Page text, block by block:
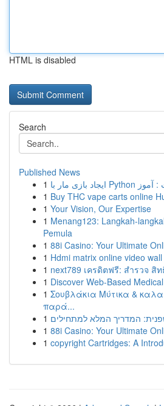
HTML is disabled
Search
Published News
1
1 Buy THC vape carts online
1 Your Vision, Our Expertise
1 Menang123: Langkah-
Pemula
1 88i Casino: Your Ultimate
1 Hdmi matrix online video
1 next789 เครดิตฟรี: สำรวจ สิ
1 Discover Web-Based
1 Σουβλάκια Μύτικα &
παρά...
1 המדריך המלא למתחילים
1 88i Casino: Your Ultimate
1 copyright Cartridges: A